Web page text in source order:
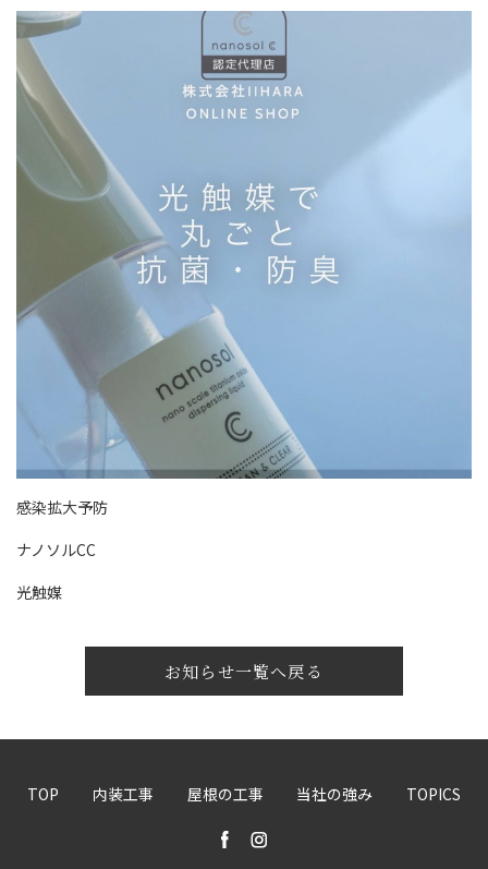
感染拡大予防
ナノソルCC
光触媒
お知らせ一覧へ戻る
TOP 内装工事 屋根の工事 当社の強み TOPICS